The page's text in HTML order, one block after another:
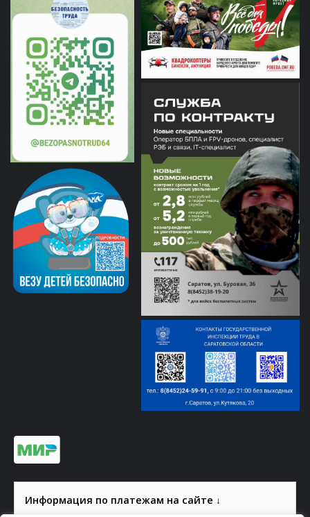
Информация по платежам на сайте ↓